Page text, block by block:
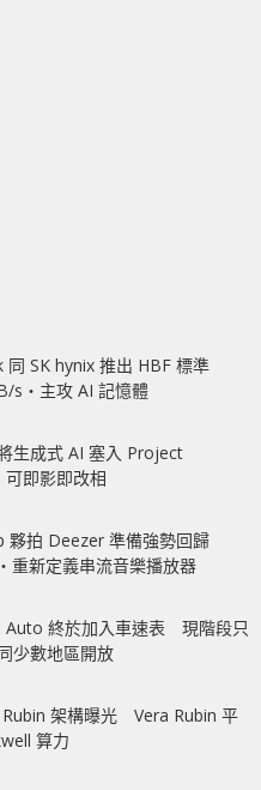
同 SK hynix 推出 HBF 標準
s‧主攻 AI 記憶體
生成式 AI 塞入 Project
即影即改相
夥拍 Deezer 準備強勢回歸
重新定義串流音樂播放器
Auto 終於加入車速表 現階段只
少數地區開放
架構曝光 Vera Rubin 平
算力